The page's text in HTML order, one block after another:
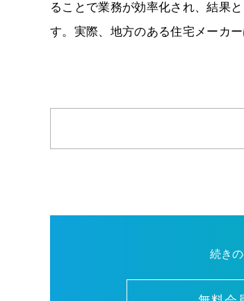
ることで業務が効率化され、結果
す。実際、地方のある住宅メーカ
続き